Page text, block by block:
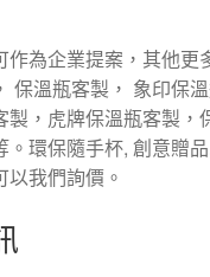
作為企業提案，其他更
保溫瓶客製， 象印保
製，虎牌保溫瓶客製，
。環保隨手杯, 創意贈
我們詢價。